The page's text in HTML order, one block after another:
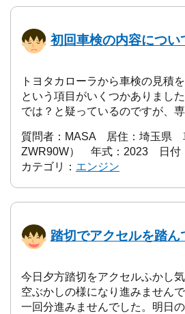
初回車検の内容につい
トヨタカローラから車検の見積
という項目がいくつかありまし
では？と疑っているのですが、
質問者：MASA 居住：埼玉県
ZWR90W） 年式：2023 日付
カテゴリ： エンジン
踏切でアクセルを踏
今日夕方踏切をアクセルふかし
空ぶかしの様になり進みません
一回分進みませんでした。明日